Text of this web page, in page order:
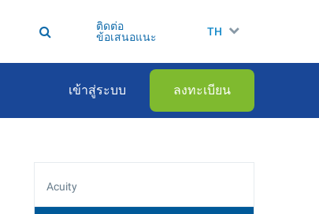
ติดต่อ
ข้อเสนอแนะ
TH
เข้าสู่ระบบ ลงทะเบียน
Acuity